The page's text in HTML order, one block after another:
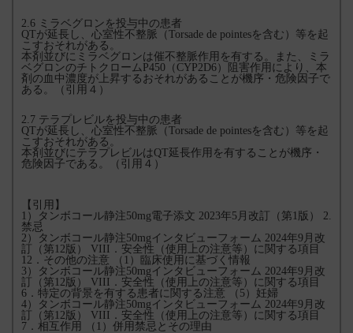
2.6 ミラベグロンを投与中の患者
QTが延長し、心室性不整脈（Torsade de pointesを含む）等を起
こすおそれがある。
本剤並びにミラベグロンは催不整脈作用を有する。また、ミラ
ベグロンのチトクロームP450（CYP2D6）阻害作用により、本
剤の血中濃度が上昇するおそれがあることが機序・危険因子で
ある。（引用４）
2.7 テラプレビルを投与中の患者
QTが延長し、心室性不整脈（Torsade de pointesを含む）等を起
こすおそれがある。
本剤並びにテラプレビルはQT延長作用を有することが機序・
危険因子である。（引用４）
【引用】
1）タンボコール静注50mg電子添文 2023年5月改訂（第1版） 2.
禁忌
2）タンボコール静注50mgインタビューフォーム 2024年9月改
訂（第12版） VIII．安全性（使用上の注意等）に関する項目
12．その他の注意 （1）臨床使用に基づく情報
3）タンボコール静注50mgインタビューフォーム 2024年9月改
訂（第12版） VIII．安全性（使用上の注意等）に関する項目
6．特定の背景を有する患者に関する注意 （5）妊婦
4）タンボコール静注50mgインタビューフォーム 2024年9月改
訂（第12版） VIII．安全性（使用上の注意等）に関する項目
7．相互作用 （1）併用禁忌とその理由